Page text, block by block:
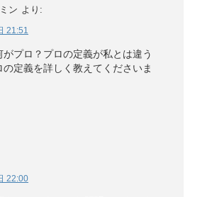
ン より:
21:51
プロ？プロの定義が私とは違う
定義を詳しく教えてくださいま
22:00